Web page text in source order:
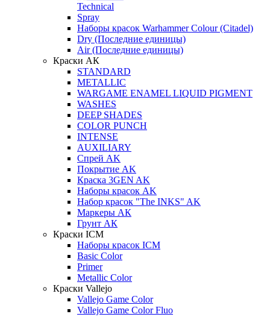
Technical
Spray
Наборы красок Warhammer Colour (Citadel)
Dry (Последние единицы)
Air (Последние единицы)
Краски АК
STANDARD
METALLIC
WARGAME ENAMEL LIQUID PIGMENT
WASHES
DEEP SHADES
COLOR PUNCH
INTENSE
AUXILIARY
Спрей AK
Покрытие AK
Краска 3GEN AK
Наборы красок AK
Набор красок "The INKS" AK
Маркеры АК
Грунт АК
Краски ICM
Наборы красок ICM
Basic Color
Primer
Metallic Color
Краски Vallejo
Vallejo Game Color
Vallejo Game Color Fluo